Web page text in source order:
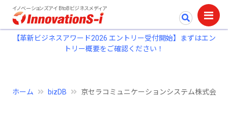
イノベーションズアイ BtoBビジネスメディア
【革新ビジネスアワード2026 エントリー受付開始】まずはエン
トリー概要をご確認ください！
ホーム bizDB 京セラコミュニケーションシステム株式会社